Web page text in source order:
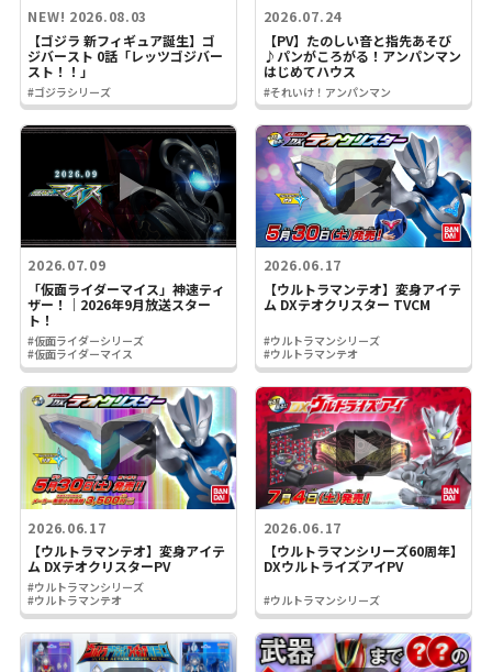
NEW! 2026.08.03
【ゴジラ 新フィギュア誕生】ゴ
ジバースト 0話「レッツゴジバー
スト！！」
#ゴジラシリーズ
2026.07.24
【PV】たのしい音と指先あそび
♪パンがころがる！アンパンマン
はじめてハウス
#それいけ！アンパンマン
2026.07.09
「仮面ライダーマイス」神速ティ
ザー！｜2026年9月放送スター
ト！
#仮面ライダーシリーズ
#仮面ライダーマイス
2026.06.17
【ウルトラマンテオ】変身アイテ
ム DXテオクリスター TVCM
#ウルトラマンシリーズ
#ウルトラマンテオ
2026.06.17
【ウルトラマンテオ】変身アイテ
ム DXテオクリスターPV
#ウルトラマンシリーズ
#ウルトラマンテオ
2026.06.17
【ウルトラマンシリーズ60周年】
DXウルトライズアイPV
#ウルトラマンシリーズ